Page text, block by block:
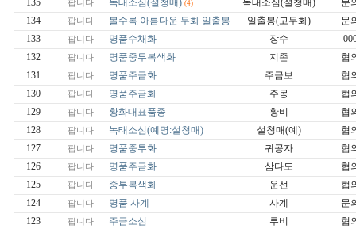
135
팝니다 녹태소심(설청매) (4) 녹태소심(설청매)
문
134
팝니다 볼수록 아름다운 두화 일출봉 일출봉(고두화)
문
133
팝니다 명품수채화 장수
132
팝니다 명품중투복색화 지존
협
131
팝니다 명품주금화 주금보
협
130
팝니다 명품주금화 주몽
협
129
팝니다 황화대표품종 황비
협
128
팝니다 녹태소심(예명:설청매) 설청매(예)
협
127
팝니다 명품중투화 귀공자
협
126
팝니다 명품주금화 삼다도
협
125
팝니다 중투복색화 운선
협
124
팝니다 명품 사계 사계
문
123
팝니다 주금소심 루비
협